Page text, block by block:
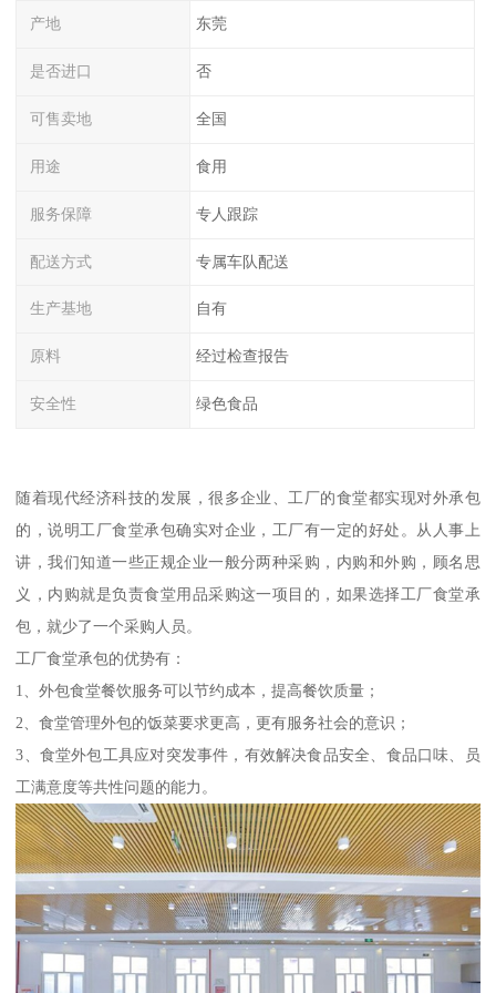
产地 东莞
是否进口 否
可售卖地 全国
用途 食用
服务保障 专人跟踪
配送方式 专属车队配送
生产基地 自有
原料 经过检查报告
安全性 绿色食品
随着现代经济科技的发展，很多企业、工厂的食堂都实现对外承包
的，说明工厂食堂承包确实对企业，工厂有一定的好处。从人事上
讲，我们知道一些正规企业一般分两种采购，内购和外购，顾名思
义，内购就是负责食堂用品采购这一项目的，如果选择工厂食堂承
包，就少了一个采购人员。
工厂食堂承包的优势有：
1、外包食堂餐饮服务可以节约成本，提高餐饮质量；
2、食堂管理外包的饭菜要求更高，更有服务社会的意识；
3、食堂外包工具应对突发事件，有效解决食品安全、食品口味、员
工满意度等共性问题的能力。